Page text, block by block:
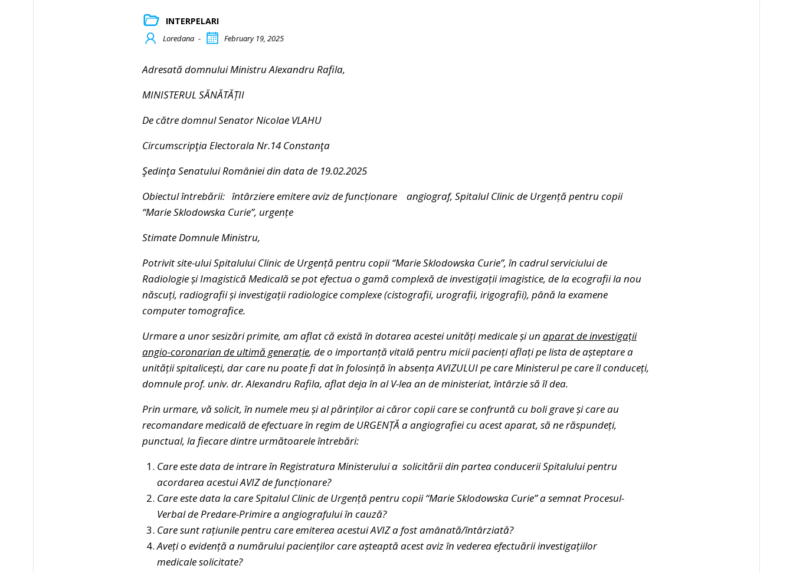
INTERPELARI
Loredana - February 19, 2025
Adresată domnului Ministru Alexandru Rafila,
MINISTERUL SĂNĂTĂȚII
De către domnul Senator Nicolae VLAHU
Circumscripţia Electorala Nr.14 Constanţa
Şedinţa Senatului României din data de 19.02.2025
Obiectul întrebării: întârziere emitere aviz de funcționare angiograf, Spitalul Clinic de Urgență pentru copii
“Marie Sklodowska Curie”, urgențe
Stimate Domnule Ministru,
Potrivit site-ului Spitalului Clinic de Urgență pentru copii “Marie Sklodowska Curie”, în cadrul serviciului de
Radiologie și Imagistică Medicală se pot efectua o gamă complexă de investigații imagistice, de la ecografii la nou
născuți, radiografii și investigații radiologice complexe (cistografii, urografii, irigografii), până la examene
computer tomografice.
Urmare a unor sesizări primite, am aflat că există în dotarea acestei unități medicale și un aparat de investigații
angio-coronarian de ultimă generație, de o importanță vitală pentru micii pacienți aflați pe lista de așteptare a
unității spitalicești, dar care nu poate fi dat în folosință în absența AVIZULUI pe care Ministerul pe care îl conduceți,
domnule prof. univ. dr. Alexandru Rafila, aflat deja în al V-lea an de ministeriat, întârzie să îl dea.
Prin urmare, vă solicit, în numele meu și al părinților ai căror copii care se confruntă cu boli grave și care au
recomandare medicală de efectuare în regim de URGENȚĂ a angiografiei cu acest aparat, să ne răspundeți,
punctual, la fiecare dintre următoarele întrebări:
Care este data de intrare în Registratura Ministerului a solicitării din partea conducerii Spitalului pentru
acordarea acestui AVIZ de funcționare?
Care este data la care Spitalul Clinic de Urgență pentru copii “Marie Sklodowska Curie” a semnat Procesul-
Verbal de Predare-Primire a angiografului în cauză?
Care sunt rațiunile pentru care emiterea acestui AVIZ a fost amânată/întârziată?
Aveți o evidență a numărului pacienților care așteaptă acest aviz în vederea efectuării investigațiilor
medicale solicitate?